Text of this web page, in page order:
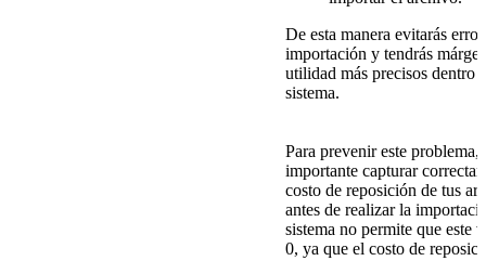
De esta manera evitarás
importación y tendrás
utilidad más precisos dentro
sistema.
Para prevenir este problema,
importante capturar
costo de reposición de tus
antes de realizar la
sistema no permite que este
0, ya que el costo de